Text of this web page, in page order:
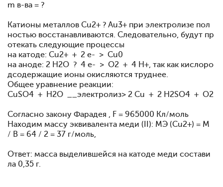
m в-ва = ?
Катионы металлов Сu2+ ? Au3+ при электролизе пол
ностью восстанавливаются. Следовательно, будут пр
отекать следующие процессы
на катоде: Сu2+ + 2 e- > Cu0
на аноде: 2 H2O ? 4 e- > O2 + 4 H+, так как кислоро
дсодержащие ионы окисляются труднее.
Общее уравнение реакции:
CuSO4 + H2O __электролиз> 2 Cu + 2 H2SO4 + O2
Согласно закону Фарадея , F = 965000 Кл/моль
Находим массу эквивалента меди (II): МЭ (Cu2+) = M
/ В = 64 / 2 = 37 г/моль,
Ответ: масса выделившейся на катоде меди состави
ла 0,35 г.